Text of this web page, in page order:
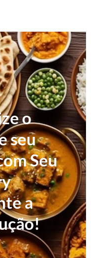
o
seu
Seu
a